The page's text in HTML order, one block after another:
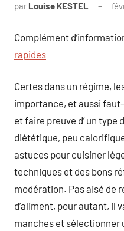
par Louise KESTEL
Complément
rapides
Certes dans un régime,
importance, et aussi
et faire preuve d’ un type
diététique, peu
astuces pour cuisiner
techniques et des bons
modération. Pas aisé de
d’aliment, pour autant, il
manches et sélectionner